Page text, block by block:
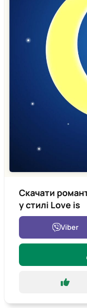
Скачати
у стилі Love is
Viber